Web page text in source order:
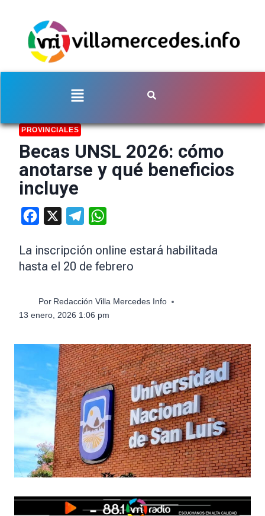
PROVINCIALES
Becas UNSL 2026: cómo
anotarse y qué beneficios
incluye
Facebook Telegram
La inscripción online estará habilitada
hasta el 20 de febrero
Por Redacción Villa Mercedes Info
13 enero, 2026 1:06 pm